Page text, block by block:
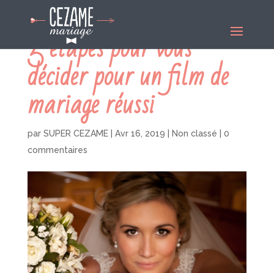
5 étapes pour vous
décider pour un film de
mariage réussi
par SUPER CEZAME| Avr 16, 2019 Non classé
0
commentaires